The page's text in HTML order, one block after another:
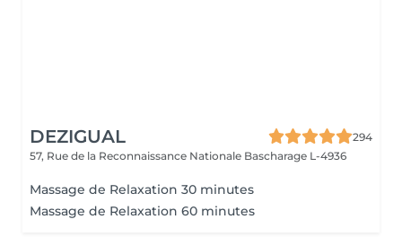
DEZIGUAL
294
57, Rue de la Reconnaissance Nationale Bascharage L-4936
Massage de Relaxation 30 minutes
Massage de Relaxation 60 minutes